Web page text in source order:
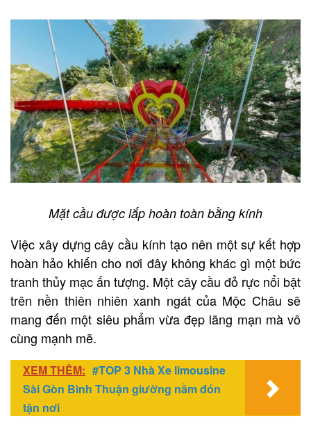
Mặt cầu được lắp hoàn toàn bằng kính
Việc xây dựng cây cầu kính tạo nên một sự kết hợp
hoàn hảo khiến cho nơi đây không khác gì một bức
tranh thủy mạc ấn tượng. Một cây cầu đỏ rực nổi bật
trên nền thiên nhiên xanh ngát của Mộc Châu sẽ
mang đến một siêu phẩm vừa đẹp lãng mạn mà vô
cùng mạnh mẽ.
XEM THÊM: #TOP 3 Nhà Xe limousine
Sài Gòn Bình Thuận giường nằm đón
tận nơi